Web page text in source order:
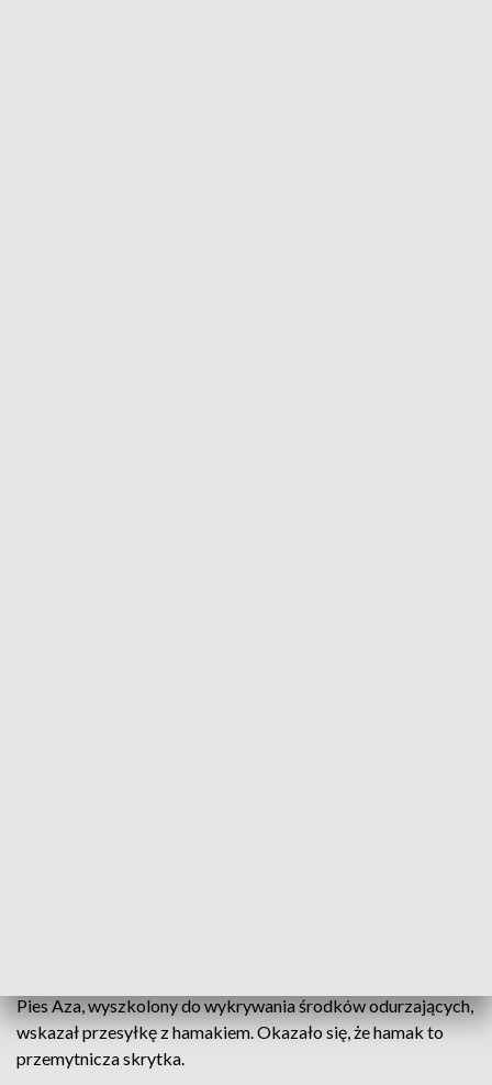
Pies Aza, wyszkolony do wykrywania środków odurzających,
wskazał przesyłkę z hamakiem. Okazało się, że hamak to
przemytnicza skrytka.